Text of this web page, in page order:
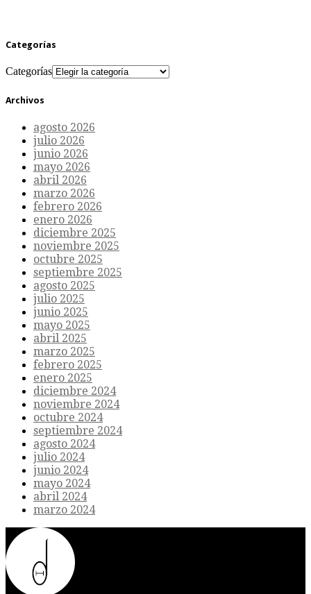
Categorías
Categorías
Archivos
agosto 2026
julio 2026
junio 2026
mayo 2026
abril 2026
marzo 2026
febrero 2026
enero 2026
diciembre 2025
noviembre 2025
octubre 2025
septiembre 2025
agosto 2025
julio 2025
junio 2025
mayo 2025
abril 2025
marzo 2025
febrero 2025
enero 2025
diciembre 2024
noviembre 2024
octubre 2024
septiembre 2024
agosto 2024
julio 2024
junio 2024
mayo 2024
abril 2024
marzo 2024